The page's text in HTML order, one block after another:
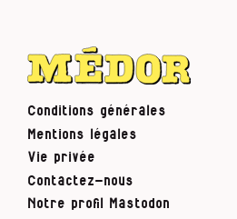
Conditions générales
Mentions légales
Vie privée
Contactez-nous
Notre profil Mastodon